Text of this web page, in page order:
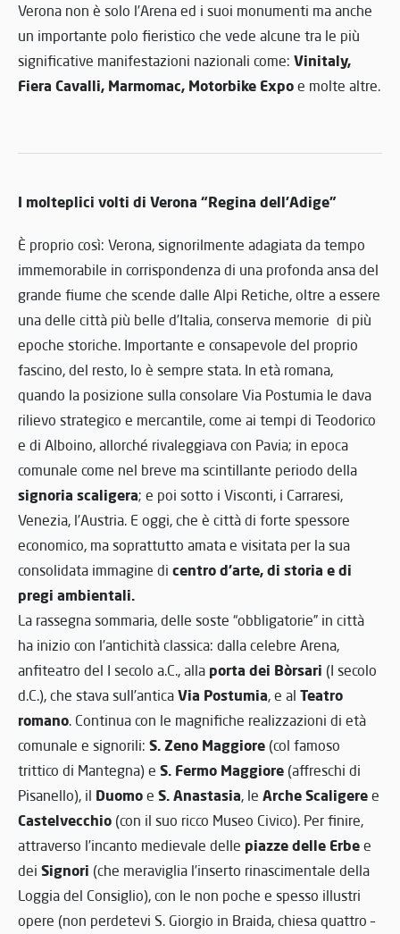
Verona non è solo l’Arena ed i suoi monumenti ma anche
un importante polo fieristico che vede alcune tra le più
significative manifestazioni nazionali come: Vinitaly,
Fiera Cavalli, Marmomac, Motorbike Expo e molte altre.
I molteplici volti di Verona “Regina dell’Adige”
È proprio così: Verona, signorilmente adagiata da tempo
immemorabile in corrispondenza di una profonda ansa del
grande fiume che scende dalle Alpi Retiche, oltre a essere
una delle città più belle d’Italia, conserva memorie di più
epoche storiche. Importante e consapevole del proprio
fascino, del resto, lo è sempre stata. In età romana,
quando la posizione sulla consolare Via Postumia le dava
rilievo strategico e mercantile, come ai tempi di Teodorico
e di Alboino, allorché rivaleggiava con Pavia; in epoca
comunale come nel breve ma scintillante periodo della
signoria scaligera; e poi sotto i Visconti, i Carraresi,
Venezia, l’Austria. E oggi, che è città di forte spessore
economico, ma soprattutto amata e visitata per la sua
consolidata immagine di centro d’arte, di storia e di
pregi ambientali.
La rassegna sommaria, delle soste “obbligatorie” in città
ha inizio con l’antichità classica: dalla celebre Arena,
anfiteatro del I secolo a.C., alla porta dei Bòrsari (I secolo
d.C.), che stava sull’antica Via Postumia, e al Teatro
romano. Continua con le magnifiche realizzazioni di età
comunale e signorili: S. Zeno Maggiore (col famoso
trittico di Mantegna) e S. Fermo Maggiore (affreschi di
Pisanello), il Duomo e S. Anastasia, le Arche Scaligere e
Castelvecchio (con il suo ricco Museo Civico). Per finire,
attraverso l’incanto medievale delle piazze delle Erbe e
dei Signori (che meraviglia l’inserto rinascimentale della
Loggia del Consiglio), con le non poche e spesso illustri
opere (non perdetevi S. Giorgio in Braida, chiesa quattro –